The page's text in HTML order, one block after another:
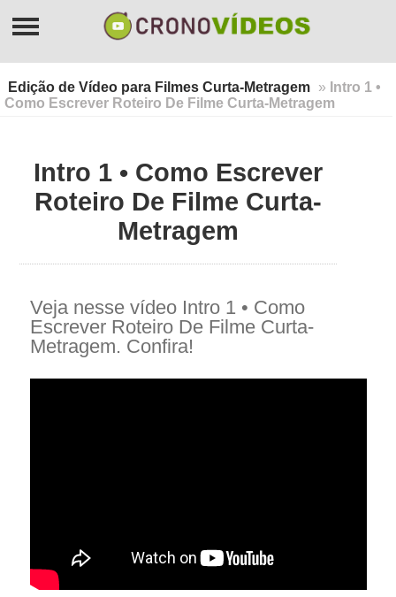
Edição de Vídeo para Filmes Curta-Metragem » Intro 1 •
Como Escrever Roteiro De Filme Curta-Metragem
Intro 1 • Como Escrever
Roteiro De Filme Curta-
Metragem
Veja nesse vídeo Intro 1 • Como
Escrever Roteiro De Filme Curta-
Metragem. Confira!